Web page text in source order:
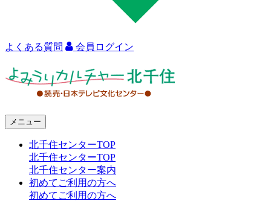
よくある質問 会員ログイン
メニュー
北千住センターTOP
北千住センターTOP
北千住センター案内
初めてご利用の方へ
初めてご利用の方へ